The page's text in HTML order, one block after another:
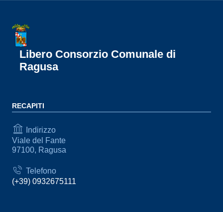
Libero Consorzio Comunale di
Ragusa
RECAPITI
Indirizzo
Viale del Fante
97100, Ragusa
Telefono
(+39) 0932675111